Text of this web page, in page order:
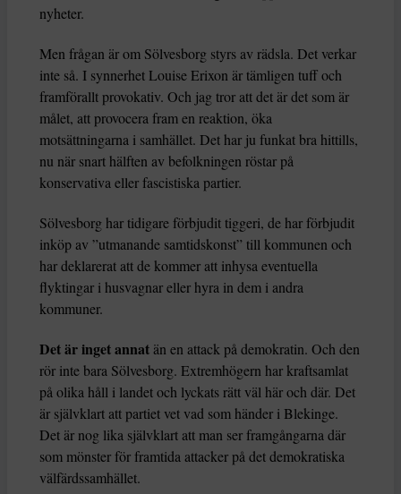
nyheter.
Men frågan är om Sölvesborg styrs av rädsla. Det verkar
inte så. I synnerhet Louise Erixon är tämligen tuff och
framförallt provokativ. Och jag tror att det är det som är
målet, att provocera fram en reaktion, öka
motsättningarna i samhället. Det har ju funkat bra hittills,
nu när snart hälften av befolkningen röstar på
konservativa eller fascistiska partier.
Sölvesborg har tidigare förbjudit tiggeri, de har förbjudit
inköp av ”utmanande samtidskonst” till kommunen och
har deklarerat att de kommer att inhysa eventuella
flyktingar i husvagnar eller hyra in dem i andra
kommuner.
Det är inget annatän en attack på demokratin. Och den
rör inte bara Sölvesborg. Extremhögern har kraftsamlat
på olika håll i landet och lyckats rätt väl här och där. Det
är självklart att partiet vet vad som händer i Blekinge.
Det är nog lika självklart att man ser framgångarna där
som mönster för framtida attacker på det demokratiska
välfärdssamhället.